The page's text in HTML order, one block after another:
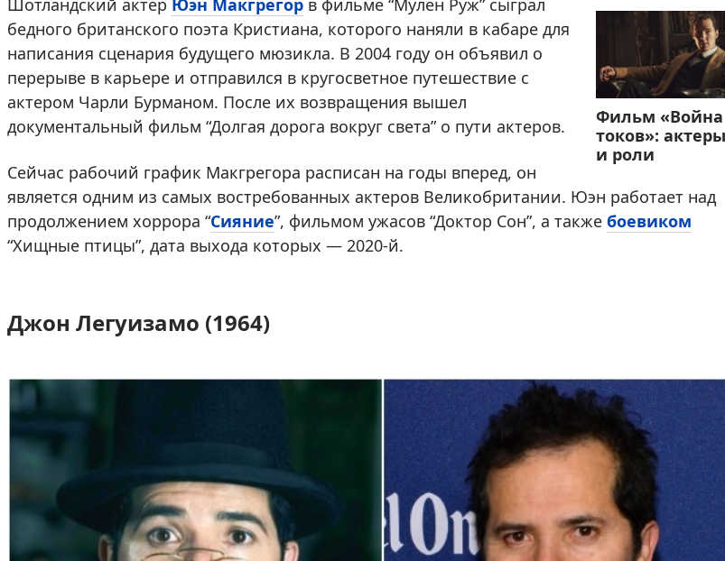
Фильм «Война
токов»: актеры
и роли
Шотландский актер Юэн Макгрегор в фильме “Мулен Руж” сыграл
бедного британского поэта Кристиана, которого наняли в кабаре для
написания сценария будущего мюзикла. В 2004 году он объявил о
перерыве в карьере и отправился в кругосветное путешествие с
актером Чарли Бурманом. После их возвращения вышел
документальный фильм “Долгая дорога вокруг света” о пути актеров.
Сейчас рабочий график Макгрегора расписан на годы вперед, он
является одним из самых востребованных актеров Великобритании. Юэн работает над
продолжением хоррора “Сияние”, фильмом ужасов “Доктор Сон”, а также боевиком
“Хищные птицы”, дата выхода которых — 2020-й.
Джон Легуизамо (1964)